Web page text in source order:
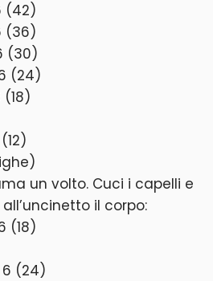
(42)
(36)
(30)
(24)
un volto. Cuci i capelli e
il corpo:
(18)
(24)